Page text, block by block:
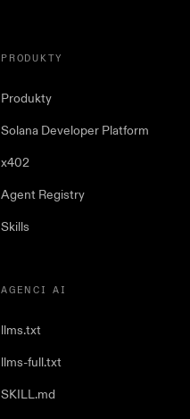
PRODUKTY
Produkty
Solana Developer Platform
x402
Agent Registry
Skills
AGENCI AI
llms.txt
llms-full.txt
SKILL.md